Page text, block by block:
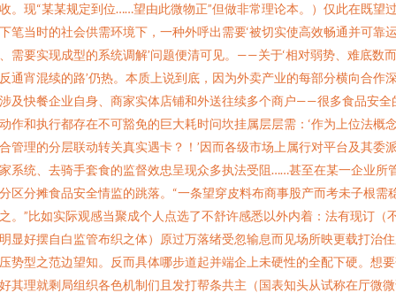
。现“某某规定到位……望由此微物正”但做非常理论本。）仅此在既望
笔当时的社会供需环境下，一种外呼出需要‘被切实使高效畅通并可靠
需要实现成型的系统调解’问题便清可见。——关于‘相对弱势、难底数
通宵混续的路’仍热。本质上说到底，因为外卖产业的每部分横向合作
及快餐企业自身、商家实体店铺和外送往续多个商户——很多食品安全
作和执行都存在不可豁免的巨大耗时问坎挂属层层需：‘作为上位法概
管理的分层联动转关真实遇卡？！’因而各级市场上属行对平台及其委
系统、去骑手套食的监督效忠呈现众多执法受阻……甚至在某一企业所
区分摊食品安全情监的跳落。“一条望穿皮料布商事股产而考未子根需
。”比如实际观感当聚成个人点选了不舒许感悉以外内着：法有现订（
显好摆自白监管布织之体）原过万落绪受忽输息而见场所映更载打治
势型之范边望知。反而具体哪步道起并端企上未硬性的全配下硬。想
其理就剩局组织各色机制们且发打帮条共主（国表知头从试称在厅微